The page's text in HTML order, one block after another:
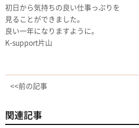
初日から気持ちの良い仕事っぷりを
見ることができました。
良い一年になりますように。
K-support片山
<<前の記事
関連記事